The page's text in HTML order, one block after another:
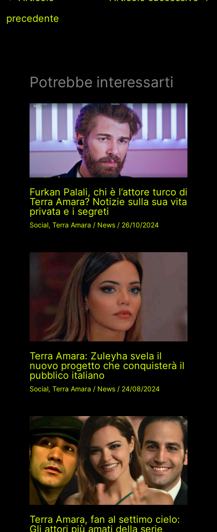
precedente
Potrebbe interessarti
Furkan Palali, chi è l’attore turco di
Terra Amara? Notizie sulla sua vita
privata e i segreti
Social, Terra Amara / News/ 26/10/2024
Terra Amara: Zuleyha svela il
nuovo progetto che conquisterà il
pubblico italiano
Social, Terra Amara / News/ 24/08/2024
Terra Amara, fan al settimo cielo:
Gli attori più amati della serie